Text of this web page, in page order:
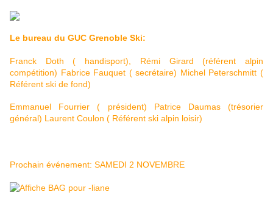
Le bureau du GUC Grenoble Ski:
Franck Doth ( handisport), Rémi Girard (référent alpin
compétition) Fabrice Fauquet ( secrétaire) Michel Peterschmitt (
Référent ski de fond)
Emmanuel Fourrier ( président) Patrice Daumas (trésorier
général) Laurent Coulon ( Référent ski alpin loisir)
Prochain événement: SAMEDI 2 NOVEMBRE